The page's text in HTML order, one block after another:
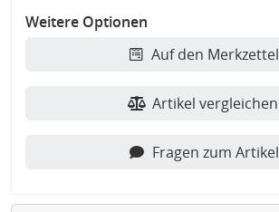
Weitere Optionen
Auf den Merkzettel
Artikel vergleichen
Fragen zum Artikel